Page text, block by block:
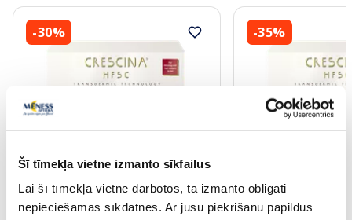
Šī tīmekļa vietne izmanto sīkfailus
Lai šī tīmekļa vietne darbotos, tā izmanto obligāti
nepieciešamās sīkdatnes. Ar jūsu piekrišanu papildus
-30%
CRESCINA Transdermic 1300
Woman 20+20 ampulas,
-35%
Woman 10+10